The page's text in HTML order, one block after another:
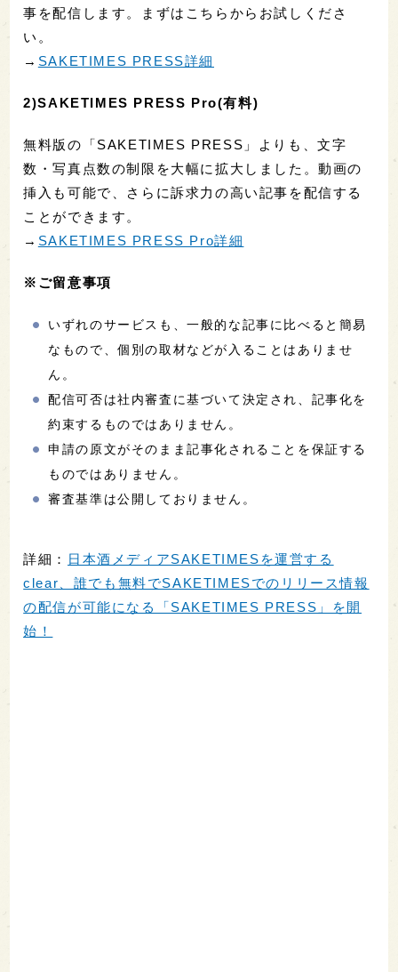
事を配信します。まずはこちらからお試しくださ
い。
→ SAKETIMES PRESS詳細
2)SAKETIMES PRESS Pro(有料)
無料版の「SAKETIMES PRESS」よりも、文字
数・写真点数の制限を大幅に拡大しました。動画の
挿入も可能で、さらに訴求力の高い記事を配信する
ことができます。
→ SAKETIMES PRESS Pro詳細
※ご留意事項
いずれのサービスも、一般的な記事に比べると簡易
なもので、個別の取材などが入ることはありませ
ん。
配信可否は社内審査に基づいて決定され、記事化を
約束するものではありません。
申請の原文がそのまま記事化されることを保証する
ものではありません。
審査基準は公開しておりません。
詳細：
日本酒メディアSAKETIMESを運営する
clear、誰でも無料でSAKETIMESでのリリース情報
の配信が可能になる「SAKETIMES PRESS」を開
始！